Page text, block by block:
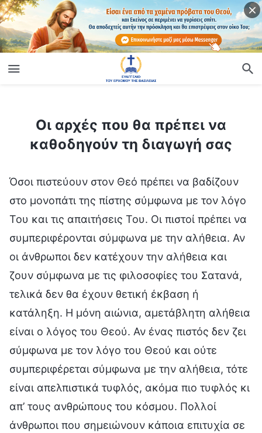
Οι αρχές που θα πρέπει να
καθοδηγούν τη διαγωγή σας
Όσοι πιστεύουν στον Θεό πρέπει να βαδίζουν
στο μονοπάτι της πίστης σύμφωνα με τον λόγο
Του και τις απαιτήσεις Του. Οι πιστοί πρέπει να
συμπεριφέρονται σύμφωνα με την αλήθεια. Αν
οι άνθρωποι δεν κατέχουν την αλήθεια και
ζουν σύμφωνα με τις φιλοσοφίες του Σατανά,
τελικά δεν θα έχουν θετική έκβαση ή
κατάληξη. Η μόνη αιώνια, αμετάβλητη αλήθεια
είναι ο λόγος του Θεού. Αν ένας πιστός δεν ζει
σύμφωνα με τον λόγο του Θεού και ούτε
συμπεριφέρεται σύμφωνα με την αλήθεια, τότε
είναι απελπιστικά τυφλός, ακόμα πιο τυφλός κι
απ’ τους ανθρώπους του κόσμου. Πολλοί
άνθρωποι που σημειώνουν κάποια επιτυχία σε